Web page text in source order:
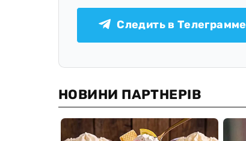
Следить в Телеграмме